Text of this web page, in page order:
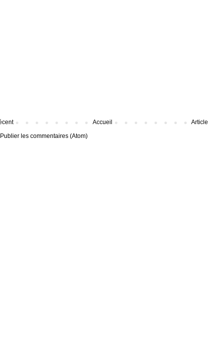
Accueil
Publier les commentaires (Atom)